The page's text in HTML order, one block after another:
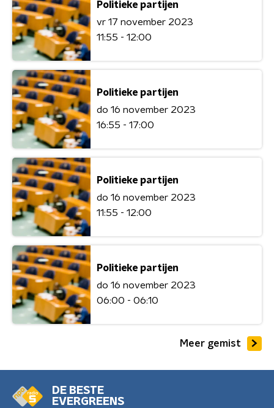
Politieke partijen
vr 17 november 2023
11:55 - 12:00
Politieke partijen
do 16 november 2023
16:55 - 17:00
Politieke partijen
do 16 november 2023
11:55 - 12:00
Politieke partijen
do 16 november 2023
06:00 - 06:10
Meer gemist
DE BESTE
EVERGREENS